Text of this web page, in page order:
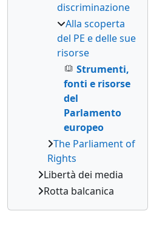
discriminazione
Alla scoperta
del PE e delle sue
risorse
Strumenti,
fonti e risorse
del
Parlamento
europeo
The Parliament of
Rights
Libertà dei media
Rotta balcanica